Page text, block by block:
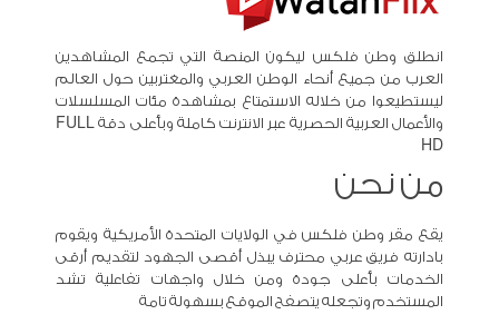
انطلق وطن فلكس ليكون المنصة التي تجمع المشاهدين
العرب من جميع أنحاء الوطن العربي والمغتربين حول العالم
ليستطيعوا من خلاله الاستمتاع بمشاهدة مئات المسلسلات
والأعمال العربية الحصرية عبر الانترنت كاملة وبأعلى دقة FULL
HD
من نحن
يقع مقر وطن فلكس في الولايات المتحدة الأمريكية ويقوم
بادارته فريق عربي محترف يبذل أقصى الجهود لتقديم أرقى
الخدمات بأعلى جودة ومن خلال واجهات تفاعلية تشد
المستخدم وتجعله يتصفح الموقع بسهولة تامة